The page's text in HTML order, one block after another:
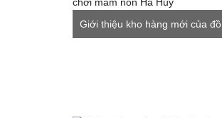
Giới thiệu kho hàng mới của đồ